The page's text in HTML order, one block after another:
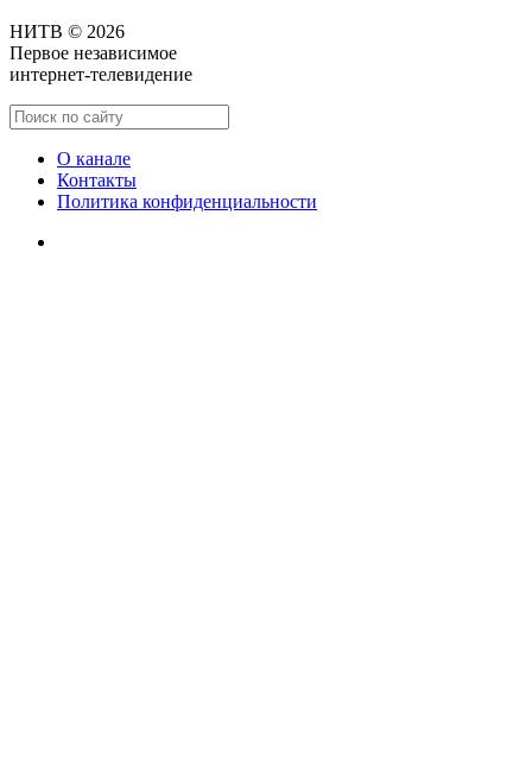
НИТВ © 2026
Первое независимое
интернет-телевидение
О канале
Контакты
Политика конфиденциальности